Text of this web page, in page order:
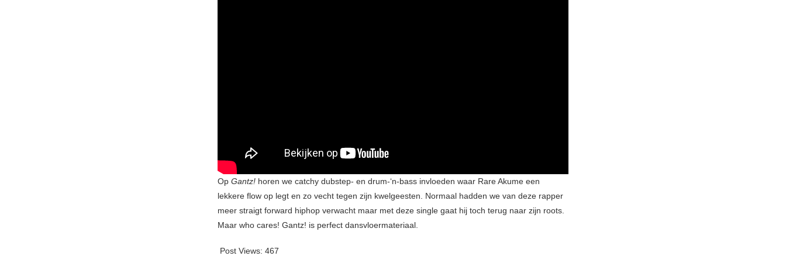
Op Gantz! horen we catchy dubstep- en drum-‘n-bass invloeden waar Rare Akume een
lekkere flow op legt en zo vecht tegen zijn kwelgeesten. Normaal hadden we van deze rapper
meer straigt forward hiphop verwacht maar met deze single gaat hij toch terug naar zijn roots.
Maar who cares! Gantz! is perfect dansvloermateriaal.
Post Views: 467